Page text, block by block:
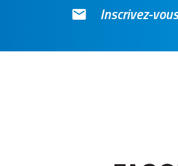
Inscrivez-